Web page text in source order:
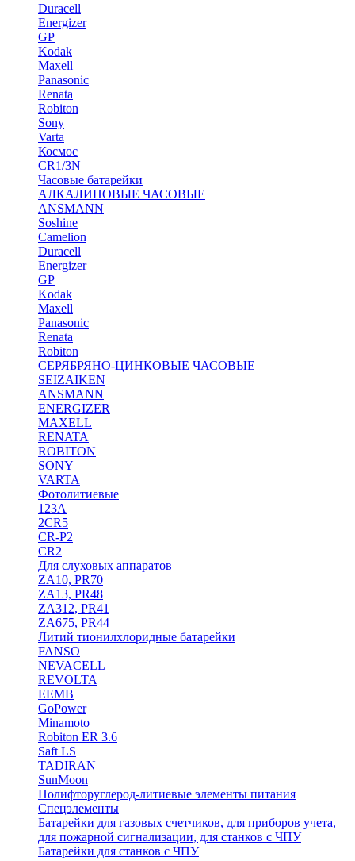
Duracell
Energizer
GP
Kodak
Maxell
Panasonic
Renata
Robiton
Sony
Varta
Космос
CR1/3N
Часовые батарейки
АЛКАЛИНОВЫЕ ЧАСОВЫЕ
ANSMANN
Soshine
Camelion
Duracell
Energizer
GP
Kodak
Maxell
Panasonic
Renata
Robiton
СЕРЯБРЯНО-ЦИНКОВЫЕ ЧАСОВЫЕ
SEIZAIKEN
ANSMANN
ENERGIZER
MAXELL
RENATA
ROBITON
SONY
VARTA
Фотолитиевые
123A
2CR5
CR-P2
CR2
Для слуховых аппаратов
ZA10, PR70
ZA13, PR48
ZA312, PR41
ZA675, PR44
Литий тионилхлоридные батарейки
FANSO
NEVACELL
REVOLTA
EEMB
GoPower
Minamoto
Robiton ER 3.6
Saft LS
TADIRAN
SunMoon
Полифторуглерод-литиевые элементы питания
Спецэлементы
Батарейки для газовых счетчиков, для приборов учета,
для пожарной сигнализации, для станков с ЧПУ
Батарейки для станков с ЧПУ